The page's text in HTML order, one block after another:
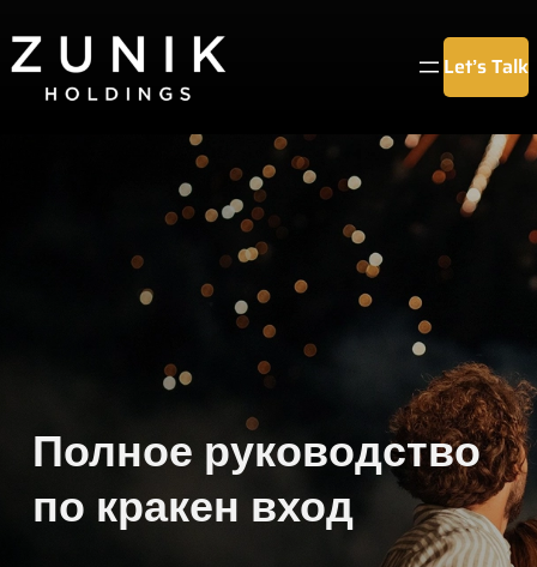
đến
phần
Let’s Talk
Полное руководство
по кракен вход